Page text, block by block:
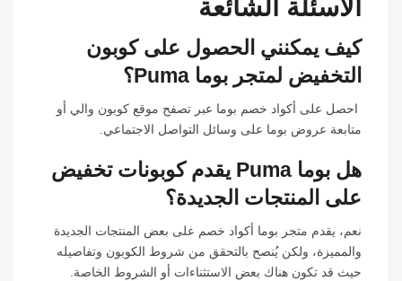
الأسئلة الشائعة
كيف يمكنني الحصول على كوبون
التخفيض لمتجر بوما Puma؟
احصل على أكواد خصم بوما عبر تصفح موقع كوبون والي أو
متابعة عروض بوما على وسائل التواصل الاجتماعي.
هل بوما Puma يقدم كوبونات تخفيض
على المنتجات الجديدة؟
نعم، يقدم متجر بوما أكواد خصم على بعض المنتجات الجديدة
والمميزة، ولكن يُنصح بالتحقق من شروط الكوبون وتفاصيله
حيث قد تكون هناك بعض الاستثناءات أو الشروط الخاصة.